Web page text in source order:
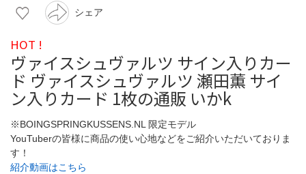
シェア
HOT !
ヴァイスシュヴァルツ サイン入りカー
ド ヴァイスシュヴァルツ 瀬田薫 サイ
ン入りカード 1枚の通販 いかk
※BOINGSPRINGKUSSENS.NL 限定モデル
YouTuberの皆様に商品の使い心地などをご紹介いただいておりま
す！
紹介動画はこちら